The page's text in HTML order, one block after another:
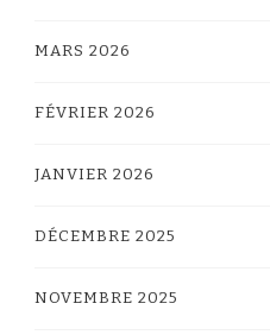
MARS 2026
FÉVRIER 2026
JANVIER 2026
DÉCEMBRE 2025
NOVEMBRE 2025